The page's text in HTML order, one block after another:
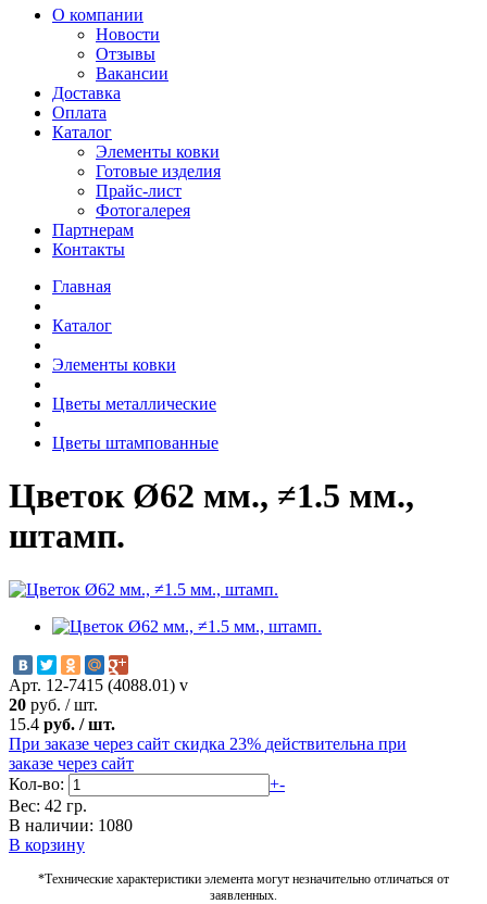
О компании
Новости
Отзывы
Вакансии
Доставка
Оплата
Каталог
Элементы ковки
Готовые изделия
Прайс-лист
Фотогалерея
Партнерам
Контакты
Главная
Каталог
Элементы ковки
Цветы металлические
Цветы штампованные
Цветок Ø62 мм., ≠1.5 мм.,
штамп.
Арт. 12-7415 (4088.01) v
20 руб. /шт.
15.4 руб. /шт.
При заказе через сайт скидка 23% действительна при
заказе через сайт
Кол-во:
+-
Вес: 42 гр.
В наличии: 1080
В корзину
*Технические характеристики элемента могут незначительно отличаться от
заявленных.